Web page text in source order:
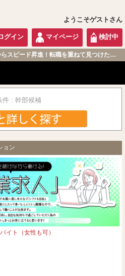
ようこそゲストさん
グイン マイページ 検討中
！転職を重ねて見つけた『本当に働きやすい職場』とは？
件 : 幹部候補
ョン
イト（女性も可）